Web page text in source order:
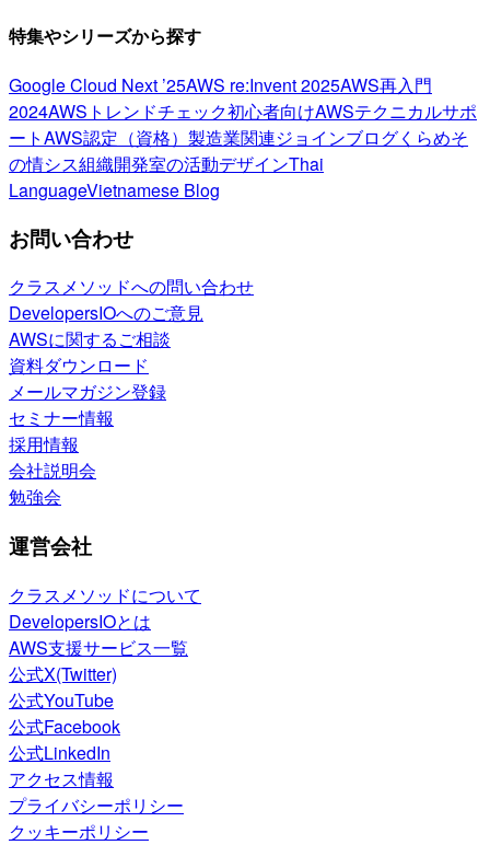
特集やシリーズから探す
Google Cloud Next ’25AWS re:Invent 2025AWS再入門
2024AWSトレンドチェック初心者向けAWSテクニカルサポ
ートAWS認定（資格） 製造業関連ジョインブログくらめそ
の情シス組織開発室の活動デザインThai
LanguageVietnamese Blog
お問い合わせ
クラスメソッドへの問い合わせ
DevelopersIOへのご意見
AWSに関するご相談
資料ダウンロード
メールマガジン登録
セミナー情報
採用情報
会社説明会
勉強会
運営会社
クラスメソッドについて
DevelopersIOとは
AWS支援サービス一覧
公式X(Twitter)
公式YouTube
公式Facebook
公式LinkedIn
アクセス情報
プライバシーポリシー
クッキーポリシー